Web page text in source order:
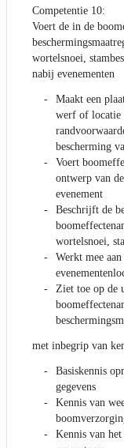
Competentie 10:
Voert de in de
wortelsnoei,
nabij evenementen
Maakt een
werf of locatie
bescherming
Voert
ontwerp van
evenement
Beschrijft de
wortelsnoei,
Werkt mee
Ziet toe op de
met inbegrip van
Basiskennis
gegevens
Kennis van
Kennis van